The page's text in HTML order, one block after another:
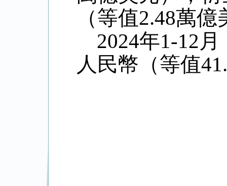
（等值2.48萬億
2024年1-12
人民幣（等值